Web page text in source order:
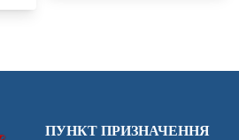
ПУНКТ ПРИЗНАЧЕННЯ